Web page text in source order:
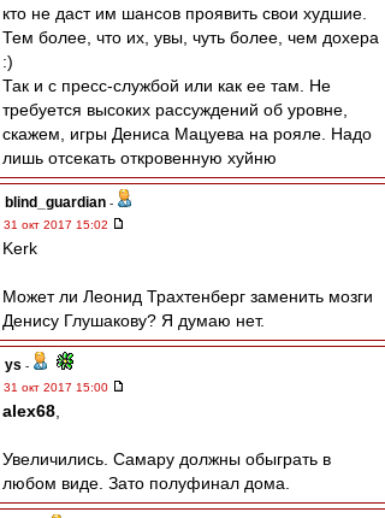
кто не даст им шансов проявить свои худшие.
Тем более, что их, увы, чуть более, чем дохера
:)
Так и с пресс-службой или как ее там. Не
требуется высоких рассуждений об уровне,
скажем, игры Дениса Мацуева на рояле. Надо
лишь отсекать откровенную хуйню
blind_guardian -
31 окт 2017 15:02
Kerk
Может ли Леонид Трахтенберг заменить мозги
Денису Глушакову? Я думаю нет.
ys -
31 окт 2017 15:00
alex68
Увеличились. Самару должны обыграть в
любом виде. Зато полуфинал дома.